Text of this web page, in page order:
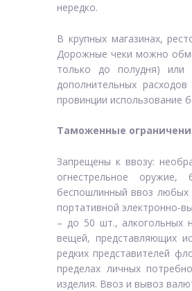
нередко.
В крупных магазинах,
Дорожные чеки можно
только до полудня) или
дополнительных
провинции использование
Таможенные
Запрещены к ввозу:
огнестрельное оружие,
беспошлинный ввоз любых
портативной электронно-
– до 50 шт., алкогольных
вещей, представляющих
редких представителей
пределах личных
изделия. Ввоз и вывоз